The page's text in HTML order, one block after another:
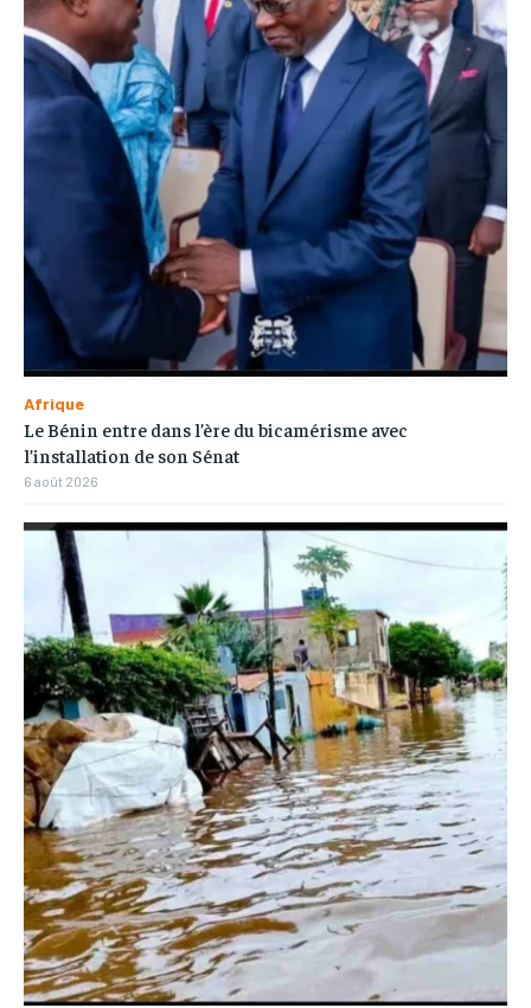
Afrique
Le Bénin entre dans l’ère du bicamérisme avec
l’installation de son Sénat
6 août 2026